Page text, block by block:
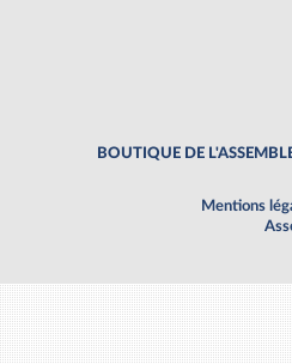
BOUTIQUE DE
Mentions